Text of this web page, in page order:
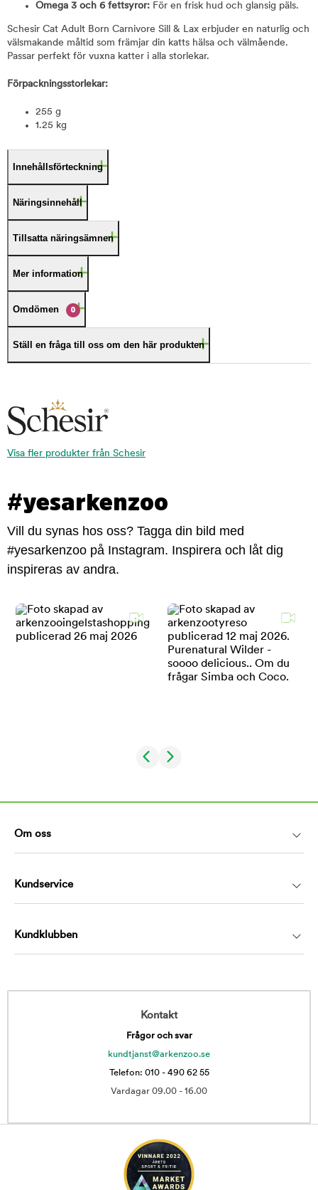
Omega 3 och 6 fettsyror: För en frisk hud och glansig päls.
Schesir Cat Adult Born Carnivore Sill & Lax erbjuder en naturlig och
välsmakande måltid som främjar din katts hälsa och välmående.
Passar perfekt för vuxna katter i alla storlekar.
Förpackningsstorlekar:
255 g
1.25 kg
Innehållsförteckning
Näringsinnehåll
Tillsatta näringsämnen
Mer information
Omdömen 0
Ställ en fråga till oss om den här produkten
Visa fler produkter från Schesir
#yesarkenzoo
Vill du synas hos oss? Tagga din bild med
#yesarkenzoo på Instagram. Inspirera och låt dig
inspireras av andra.
Om oss
Kundservice
Kundklubben
Kontakt
Frågor och svar
kundtjanst@arkenzoo.se
Telefon: 010 - 490 62 55
Vardagar 09.00 - 16.00